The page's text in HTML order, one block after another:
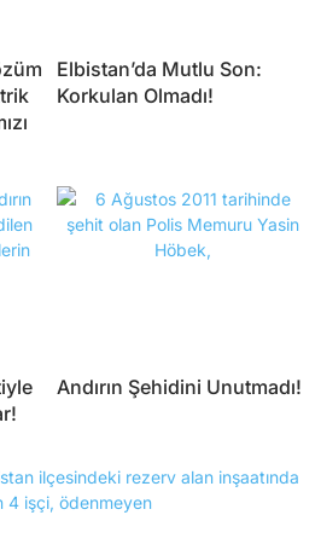
Elbistan’da Mutlu Son:
Korkulan Olmadı!
Andırın Şehidini Unutmadı!